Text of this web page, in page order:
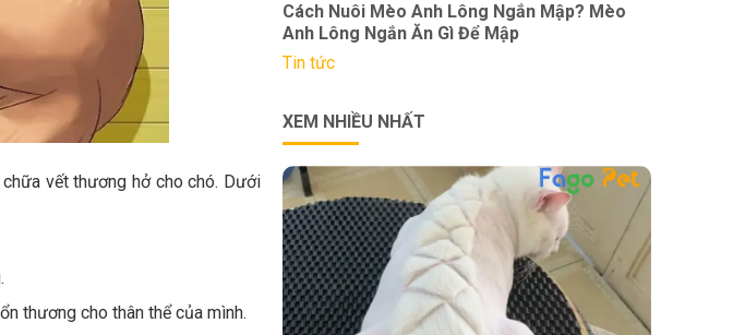
vết thương hở cho chó. Dưới
thương cho thân thể của mình.
Cách Nuôi Mèo Anh Lông Ngắn Mập? Mèo
Anh Lông Ngắn Ăn Gì Để Mập
Tin tức
XEM NHIỀU NHẤT